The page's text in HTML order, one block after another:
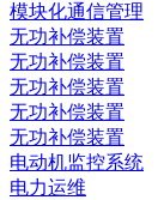
模块化通信管理
无功补偿装置
无功补偿装置
无功补偿装置
无功补偿装置
无功补偿装置
电动机监控系统
电力运维